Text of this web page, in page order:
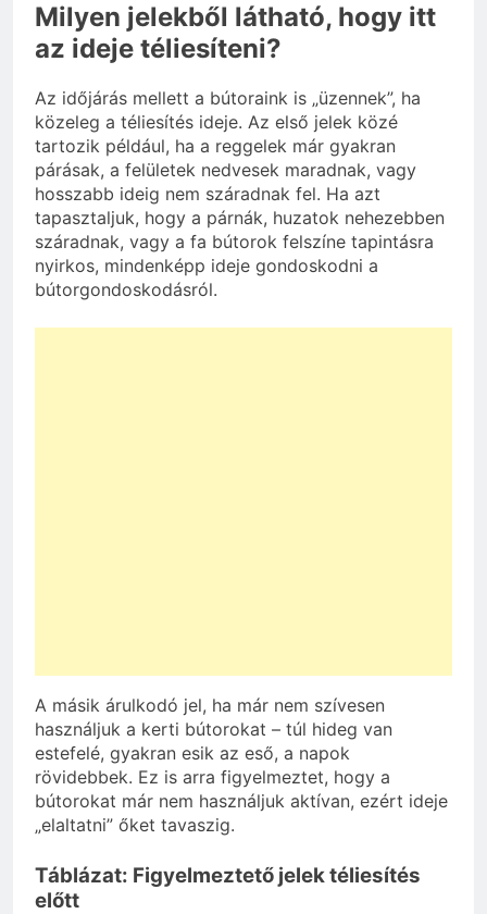
Milyen jelekből látható, hogy itt
az ideje téliesíteni?
Az időjárás mellett a bútoraink is „üzennek”, ha
közeleg a téliesítés ideje. Az első jelek közé
tartozik például, ha a reggelek már gyakran
párásak, a felületek nedvesek maradnak, vagy
hosszabb ideig nem száradnak fel. Ha azt
tapasztaljuk, hogy a párnák, huzatok nehezebben
száradnak, vagy a fa bútorok felszíne tapintásra
nyirkos, mindenképp ideje gondoskodni a
bútorgondoskodásról.
A másik árulkodó jel, ha már nem szívesen
használjuk a kerti bútorokat – túl hideg van
estefelé, gyakran esik az eső, a napok
rövidebbek. Ez is arra figyelmeztet, hogy a
bútorokat már nem használjuk aktívan, ezért ideje
„elaltatni” őket tavaszig.
Táblázat: Figyelmeztető jelek téliesítés
előtt